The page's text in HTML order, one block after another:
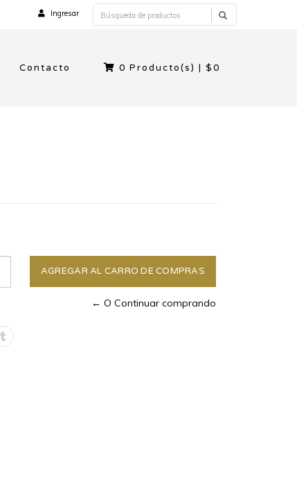
Ingresar
Contacto 0 Producto(s) |$0
← O Continuar comprando